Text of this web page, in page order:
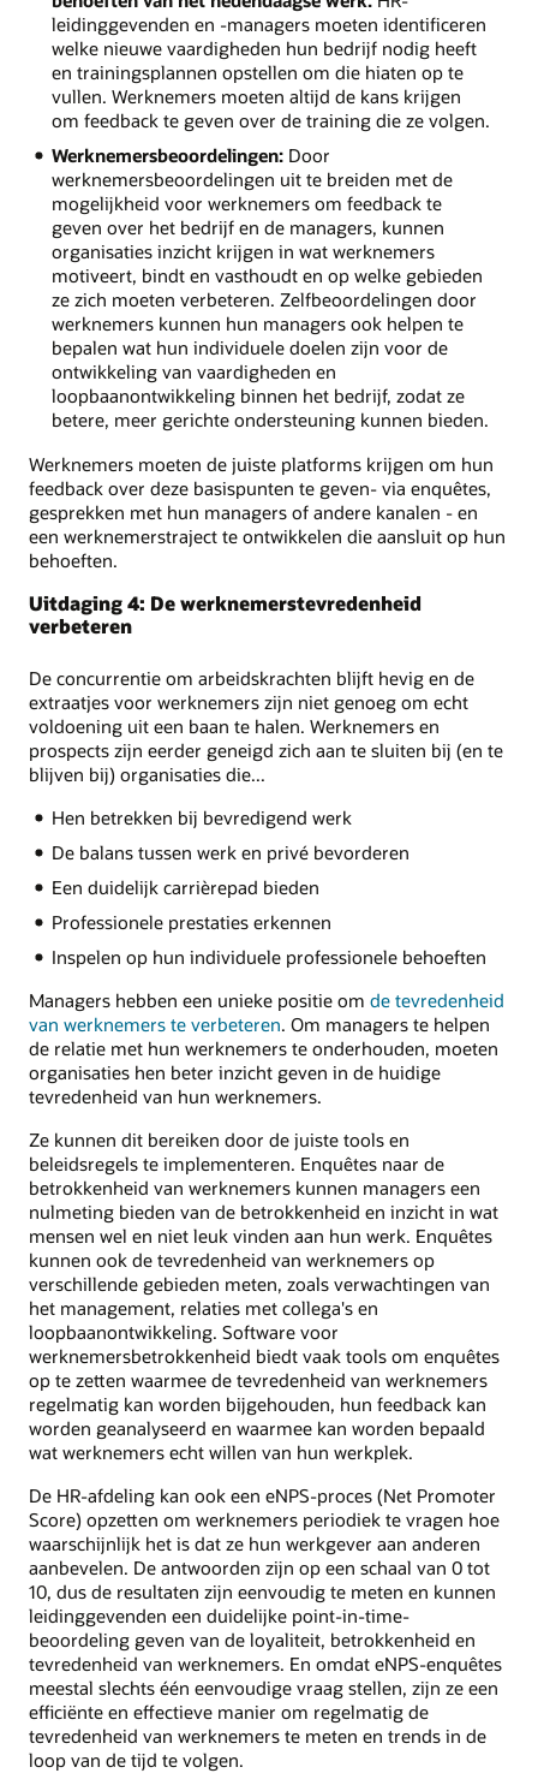
leidinggevenden en -managers moeten identificeren
welke nieuwe vaardigheden hun bedrijf nodig heeft
en trainingsplannen opstellen om die hiaten op te
vullen. Werknemers moeten altijd de kans krijgen
om feedback te geven over de training die ze volgen.
Werknemersbeoordelingen:Door
werknemersbeoordelingen uit te breiden met de
mogelijkheid voor werknemers om feedback te
geven over het bedrijf en de managers, kunnen
organisaties inzicht krijgen in wat werknemers
motiveert, bindt en vasthoudt en op welke gebieden
ze zich moeten verbeteren. Zelfbeoordelingen door
werknemers kunnen hun managers ook helpen te
bepalen wat hun individuele doelen zijn voor de
ontwikkeling van vaardigheden en
loopbaanontwikkeling binnen het bedrijf, zodat ze
betere, meer gerichte ondersteuning kunnen bieden.
Werknemers moeten de juiste platforms krijgen om hun
feedback over deze basispunten te geven- via enquêtes,
gesprekken met hun managers of andere kanalen - en
een werknemerstraject te ontwikkelen die aansluit op hun
behoeften.
Uitdaging 4: De werknemerstevredenheid
verbeteren
De concurrentie om arbeidskrachten blijft hevig en de
extraatjes voor werknemers zijn niet genoeg om echt
voldoening uit een baan te halen. Werknemers en
prospects zijn eerder geneigd zich aan te sluiten bij (en te
blijven bij) organisaties die...
Hen betrekken bij bevredigend werk
De balans tussen werk en privé bevorderen
Een duidelijk carrièrepad bieden
Professionele prestaties erkennen
Inspelen op hun individuele professionele behoeften
Managers hebben een unieke positie om de tevredenheid
van werknemers te verbeteren. Om managers te helpen
de relatie met hun werknemers te onderhouden, moeten
organisaties hen beter inzicht geven in de huidige
tevredenheid van hun werknemers.
Ze kunnen dit bereiken door de juiste tools en
beleidsregels te implementeren. Enquêtes naar de
betrokkenheid van werknemers kunnen managers een
nulmeting bieden van de betrokkenheid en inzicht in wat
mensen wel en niet leuk vinden aan hun werk. Enquêtes
kunnen ook de tevredenheid van werknemers op
verschillende gebieden meten, zoals verwachtingen van
het management, relaties met collega's en
loopbaanontwikkeling. Software voor
werknemersbetrokkenheid biedt vaak tools om enquêtes
op te zetten waarmee de tevredenheid van werknemers
regelmatig kan worden bijgehouden, hun feedback kan
worden geanalyseerd en waarmee kan worden bepaald
wat werknemers echt willen van hun werkplek.
De HR-afdeling kan ook een eNPS-proces (Net Promoter
Score) opzetten om werknemers periodiek te vragen hoe
waarschijnlijk het is dat ze hun werkgever aan anderen
aanbevelen. De antwoorden zijn op een schaal van 0 tot
10, dus de resultaten zijn eenvoudig te meten en kunnen
leidinggevenden een duidelijke point-in-time-
beoordeling geven van de loyaliteit, betrokkenheid en
tevredenheid van werknemers. En omdat eNPS-enquêtes
meestal slechts één eenvoudige vraag stellen, zijn ze een
efficiënte en effectieve manier om regelmatig de
tevredenheid van werknemers te meten en trends in de
loop van de tijd te volgen.